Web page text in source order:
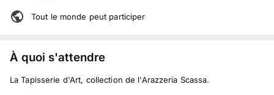
Tout le monde peut participer
À quoi s'attendre
La Tapisserie d'Art, collection de l'Arazzeria Scassa.